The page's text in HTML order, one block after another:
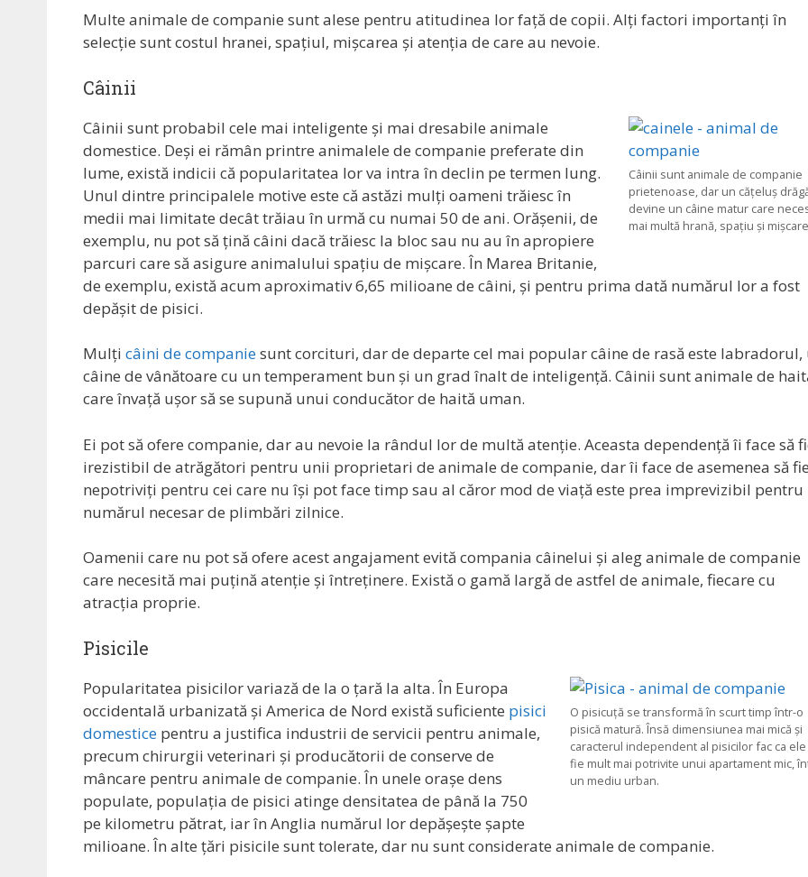
Multe animale de companie sunt alese pentru atitudinea lor față de copii. Alți factori importanți în
selecție sunt costul hranei, spațiul, mișcarea și atenția de care au nevoie.
Câinii
Câinii sunt animale de companie
prietenoase, dar un cățeluș
devine un câine matur care
mai multă hrană, spațiu și
Câinii sunt probabil cele mai inteligente și mai dresabile animale
domestice. Deși ei rămân printre animalele de companie preferate din
lume, există indicii că popularitatea lor va intra în declin pe termen lung.
Unul dintre principalele motive este că astăzi mulți oameni trăiesc în
medii mai limitate decât trăiau în urmă cu numai 50 de ani. Orășenii, de
exemplu, nu pot să țină câini dacă trăiesc la bloc sau nu au în apropiere
parcuri care să asigure animalului spațiu de mișcare. În Marea Britanie,
de exemplu, există acum aproximativ 6,65 milioane de câini, și pentru prima dată numărul lor a fost
depășit de pisici.
Mulți câini de companiesunt corcituri, dar de departe cel mai popular câine de rasă este labradorul,
câine de vânătoare cu un temperament bun și un grad înalt de inteligență. Câinii sunt animale de
care învață ușor să se supună unui conducător de haită uman.
Ei pot să ofere companie, dar au nevoie la rândul lor de multă atenție. Aceasta dependență îi face să
irezistibil de atrăgători pentru unii proprietari de animale de companie, dar îi face de asemenea să fie
nepotriviți pentru cei care nu își pot face timp sau al căror mod de viață este prea imprevizibil pentru
numărul necesar de plimbări zilnice.
Oamenii care nu pot să ofere acest angajament evită compania câinelui și aleg animale de companie
care necesită mai puțină atenție și întreținere. Există o gamă largă de astfel de animale, fiecare cu
atracția proprie.
Pisicile
O pisicuță se transformă în scurt timp într-o
pisică matură. Însă dimensiunea mai mică și
caracterul independent al pisicilor fac ca ele
fie mult mai potrivite unui apartament mic,
un mediu urban.
Popularitatea pisicilor variază de la o țară la alta. În Europa
occidentală urbanizată și America de Nord există suficiente pisici
domestice pentru a justifica industrii de servicii pentru animale,
precum chirurgii veterinari și producătorii de conserve de
mâncare pentru animale de companie. În unele orașe dens
populate, populația de pisici atinge densitatea de până la 750
pe kilometru pătrat, iar în Anglia numărul lor depășește șapte
milioane. În alte țări pisicile sunt tolerate, dar nu sunt considerate animale de companie.